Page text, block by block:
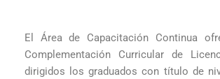
El Área de Capacitación Continua
Complementación Curricular de
dirigidos los graduados con título de